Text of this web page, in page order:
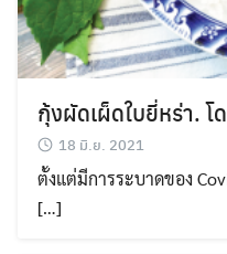
กุ้งผัดเผ็ดใบยี่หร่า​.
18 มิ.ย. 2021
ตั้งแต่มีการระบาดของ
[…]